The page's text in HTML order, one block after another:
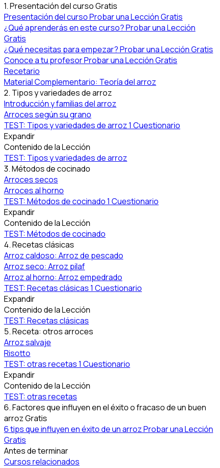
1. Presentación del cursoGratis
Presentación del cursoProbar una Lección Gratis
¿Qué aprenderás en este curso?Probar una Lección
Gratis
¿Qué necesitas para empezar?Probar una Lección Gratis
Conoce a tu profesorProbar una Lección Gratis
Recetario
Material Complementario: Teoría del arroz
2. Tipos y variedades de arroz
Introducción y familias del arroz
Arroces según su grano
TEST: Tipos y variedades de arroz1 Cuestionario
Expandir
Contenido de la Lección
TEST: Tipos y variedades de arroz
3. Métodos de cocinado
Arroces secos
Arroces al horno
TEST: Métodos de cocinado1 Cuestionario
Expandir
Contenido de la Lección
TEST: Métodos de cocinado
4. Recetas clásicas
Arroz caldoso: Arroz de pescado
Arroz seco: Arroz pilaf
Arroz al horno: Arroz empedrado
TEST: Recetas clásicas1 Cuestionario
Expandir
Contenido de la Lección
TEST: Recetas clásicas
5. Receta: otros arroces
Arroz salvaje
Risotto
TEST: otras recetas1 Cuestionario
Expandir
Contenido de la Lección
TEST: otras recetas
6. Factores que influyen en el éxito o fracaso de un buen
arrozGratis
6 tips que influyen en éxito de un arrozProbar una Lección
Gratis
Antes de terminar
Cursos relacionados